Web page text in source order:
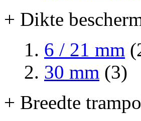
+ Dikte
6 / 21 mm
30 mm (3)
+ Breedte